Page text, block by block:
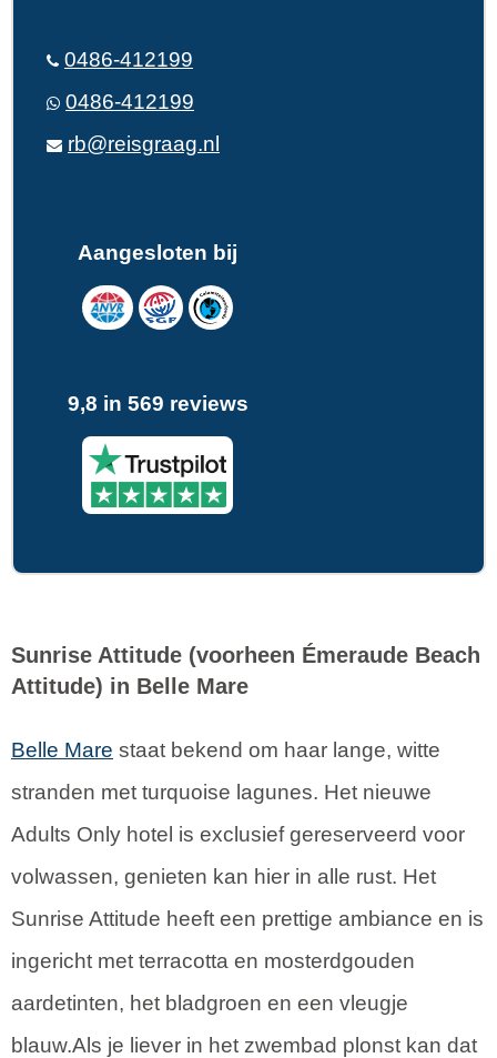
0486-412199
0486-412199
rb@reisgraag.nl
Aangesloten bij
9,8 in 569 reviews
Sunrise Attitude (voorheen Émeraude Beach
Attitude) in Belle Mare
Belle Mare staat bekend om haar lange, witte
stranden met turquoise lagunes. Het nieuwe
Adults Only hotel is exclusief gereserveerd voor
volwassen, genieten kan hier in alle rust. Het
Sunrise Attitude heeft een prettige ambiance en is
ingericht met terracotta en mosterdgouden
aardetinten, het bladgroen en een vleugje
blauw.Als je liever in het zwembad plonst kan dat